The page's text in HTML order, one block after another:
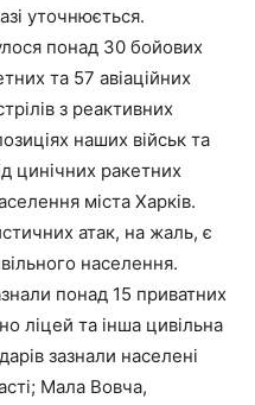
уточнюється.
понад 30 бойових
та 57 авіаційних
з реактивних
наших військ та
цинічних ракетних
міста Харків.
атак, на жаль, є
населення.
понад 15 приватних
ліцей та інша цивільна
зазнали населені
Мала Вовча,